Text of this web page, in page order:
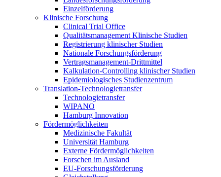
Einzelförderung
Klinische Forschung
Clinical Trial Office
Qualitätsmanagement Klinische Studien
Registrierung klinischer Studien
Nationale Forschungsförderung
Vertragsmanagement-Drittmittel
Kalkulation-Controlling klinischer Studien
Epidemiologisches Studienzentrum
Translation-Technologietransfer
Technologietransfer
WIPANO
Hamburg Innovation
Fördermöglichkeiten
Medizinische Fakultät
Universität Hamburg
Externe Fördermöglichkeiten
Forschen im Ausland
EU-Forschungsförderung